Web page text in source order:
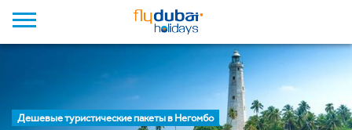
Дешевые туристические пакеты в Негомбо